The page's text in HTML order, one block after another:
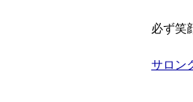
必ず笑
サロン